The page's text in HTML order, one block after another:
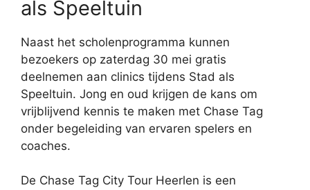
als Speeltuin
Naast het scholenprogramma kunnen
bezoekers op zaterdag 30 mei gratis
deelnemen aan clinics tijdens Stad als
Speeltuin. Jong en oud krijgen de kans om
vrijblijvend kennis te maken met Chase Tag
onder begeleiding van ervaren spelers en
coaches.
De Chase Tag City Tour Heerlen is een